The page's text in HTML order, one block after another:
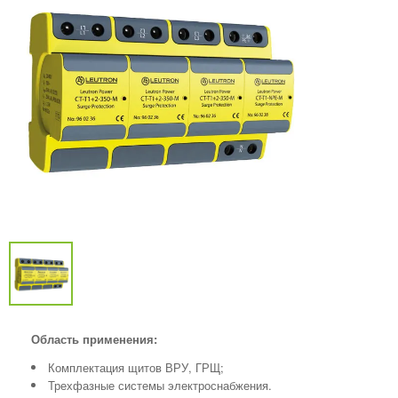
Область применения:
Комплектация щитов ВРУ, ГРЩ;
Трехфазные системы электроснабжения.